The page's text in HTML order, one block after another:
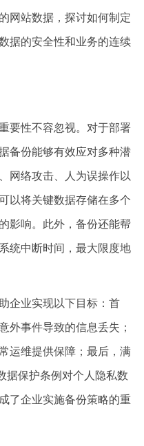
网站数据，探讨如何制定
据的安全性和业务的连续
要性不容忽视。对于部署
备份能够有效应对多种潜
网络攻击、人为误操作以
以将关键数据存储在多个
影响。此外，备份还能帮
统中断时间，最大限度地
企业实现以下目标：首
外事件导致的信息丢失；
运维提供保障；最后，满
据保护条例对个人隐私数
了企业实施备份策略的重